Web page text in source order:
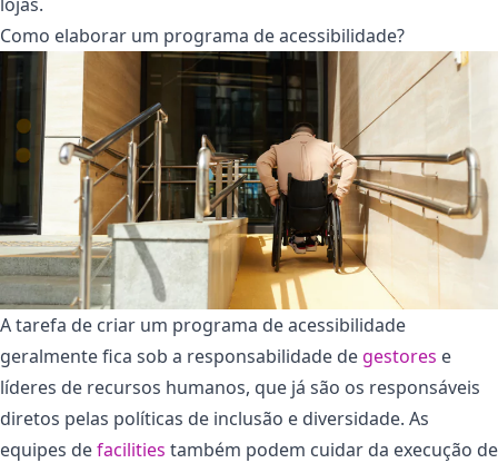
Como elaborar um programa de acessibilidade?
A tarefa de criar um programa de acessibilidade
geralmente fica sob a responsabilidade de gestores e
líderes de recursos humanos, que já são os responsáveis
diretos pelas políticas de inclusão e diversidade. As
equipes defacilities também podem cuidar da execução de